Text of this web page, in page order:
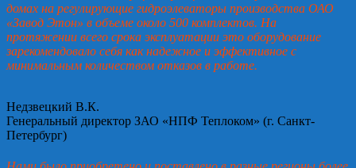
домах на регулирующие гидроэлеваторы производства ОАО
«Завод Этон» в объеме около 500 комплектов. На
протяжении всего срока эксплуатации это оборудование
зарекомендовало себя как надежное и эффективное с
минимальным количеством отказов в работе.
Недзвецкий В.К.
Генеральный директор ЗАО «НПФ Теплоком» (г. Санкт-
Петербург)